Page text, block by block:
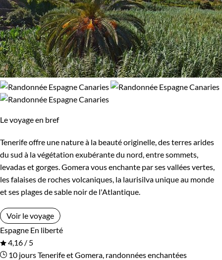
Le voyage en bref
Tenerife offre une nature à la beauté originelle, des terres arides
du sud à la végétation exubérante du nord, entre sommets,
levadas et gorges. Gomera vous enchante par ses vallées vertes,
les falaises de roches volcaniques, la laurisilva unique au monde
et ses plages de sable noir de l'Atlantique.
Voir le voyage
Espagne En liberté
4,16 / 5
10 joursTenerife et Gomera, randonnées enchantées